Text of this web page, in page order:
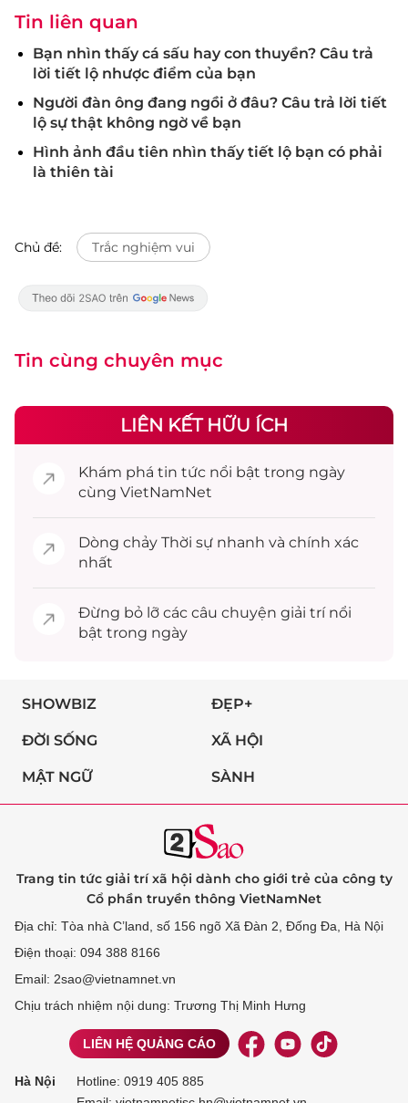
Tin liên quan
Bạn nhìn thấy cá sấu hay con thuyền? Câu trả
lời tiết lộ nhược điểm của bạn
Người đàn ông đang ngồi ở đâu? Câu trả lời tiết
lộ sự thật không ngờ về bạn
Hình ảnh đầu tiên nhìn thấy tiết lộ bạn có phải
là thiên tài
Chủ đề: Trắc nghiệm vui
Tin cùng chuyên mục
LIÊN KẾT HỮU ÍCH
Khám phá tin tức nổi bật trong ngày
cùng VietNamNet
Dòng chảy Thời sự nhanh và chính xác
nhất
Đừng bỏ lỡ các câu chuyện giải trínổi
bật trong ngày
SHOWBIZ ĐẸP+
ĐỜI SỐNG XÃ HỘI
MẬT NGỮ SÀNH
Trang tin tức giải trí xã hội dành cho giới trẻ của công ty
Cổ phần truyền thông VietNamNet
Địa chỉ: Tòa nhà C’land, số 156 ngõ Xã Đàn 2, Đống Đa, Hà Nội
Điện thoại: 094 388 8166
Email: 2sao@vietnamnet.vn
Chịu trách nhiệm nội dung: Trương Thị Minh Hưng
LIÊN HỆ QUẢNG CÁO
Hà Nội Hotline: 0919 405 885